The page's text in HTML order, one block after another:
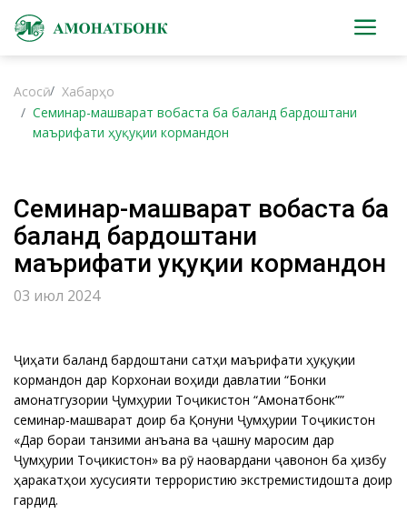
Асосӣ
Хабарҳо
Семинар-машварат вобаста ба баланд бардоштани
маърифати ҳуқуқии кормандон
Семинар-машварат вобаста ба
баланд бардоштани
маърифати ҳуқуқии кормандон
03 июл 2024
Ҷиҳати баланд бардоштани сатҳи маърифати ҳуқуқии
кормандон дар Корхонаи воҳиди давлатии “Бонки
амонатгузории Ҷумҳурии Тоҷикистон “Амонатбонк””
семинар-машварат доир ба Қонуни Ҷумҳурии Тоҷикистон
«Дар бораи танзими анъана ва ҷашну маросим дар
Ҷумҳурии Тоҷикистон» ва рӯ наовардани ҷавонон ба ҳизбу
ҳаракатҳои хусусияти террористию экстремистидошта доир
гардид.